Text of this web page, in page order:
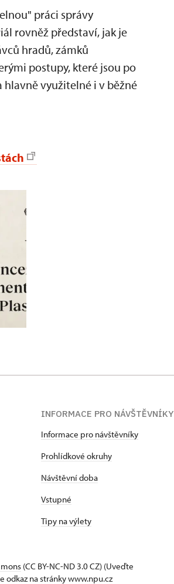
práci správy
rovněž představí, jak je
hradů, zámků
postupy, které jsou po
využitelné i v běžné
INFORMACE PRO NÁVŠTĚVNÍKY
Informace pro návštěvníky
Prohlídkové okruhy
Návštěvní doba
Vstupné
Tipy na výlety
(CC BY-NC-ND 3.0 CZ) (Uveďte
odkaz na stránky www.npu.cz